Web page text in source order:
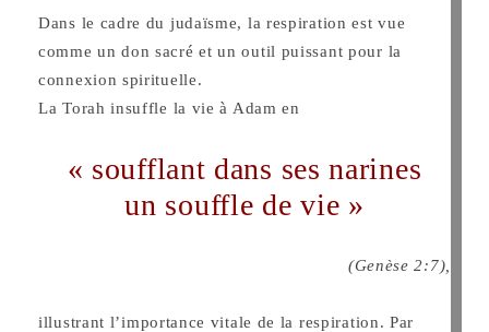
Dans le cadre du judaïsme, la respiration est vue
comme un don sacré et un outil puissant pour la
connexion spirituelle.
La Torah insuffle la vie à Adam en
« soufflant dans ses narines
un souffle de vie »
(Genèse 2:7),
illustrant l’importance vitale de la respiration.Par